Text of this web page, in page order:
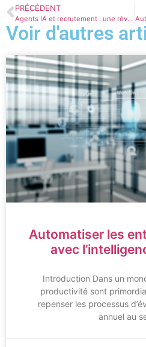
PRÉCÉDENT
Agents IA et recrutement : une révolution incontournable
Voir d'autres
Automatiser les
avec
Introduction Dans un
productivité sont
repenser les processus
annuel au